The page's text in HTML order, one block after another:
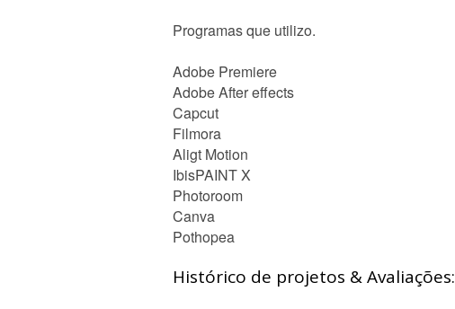
Programas que utilizo.
Adobe Premiere
Adobe After effects
Capcut
Filmora
Aligt Motion
IbisPAINT X
Photoroom
Canva
Pothopea
Histórico de projetos & Avaliações: